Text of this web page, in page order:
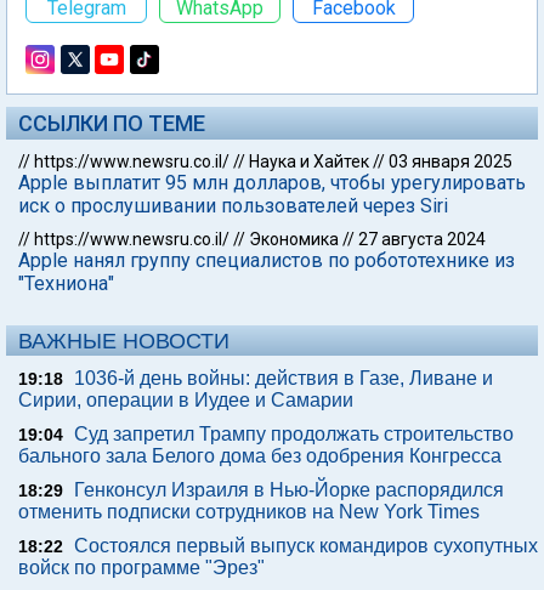
Telegram
WhatsApp Facebook
ССЫЛКИ ПО ТЕМЕ
// https://www.newsru.co.il/// Наука и Хайтек//03 января 2025
Apple выплатит 95 млн долларов, чтобы урегулировать
иск о прослушивании пользователей через Siri
// https://www.newsru.co.il/// Экономика //27 августа 2024
Apple нанял группу специалистов по робототехнике из
"Техниона"
ВАЖНЫЕ НОВОСТИ
19:18
1036-й день войны: действия в Газе, Ливане и
Сирии, операции в Иудее и Самарии
19:04 Суд запретил Трампу продолжать строительство
бального зала Белого дома без одобрения Конгресса
18:29
Генконсул Израиля в Нью-Йорке распорядился
отменить подписки сотрудников на New York Times
18:22 Состоялся первый выпуск командиров сухопутных
войск по программе "Эрез"